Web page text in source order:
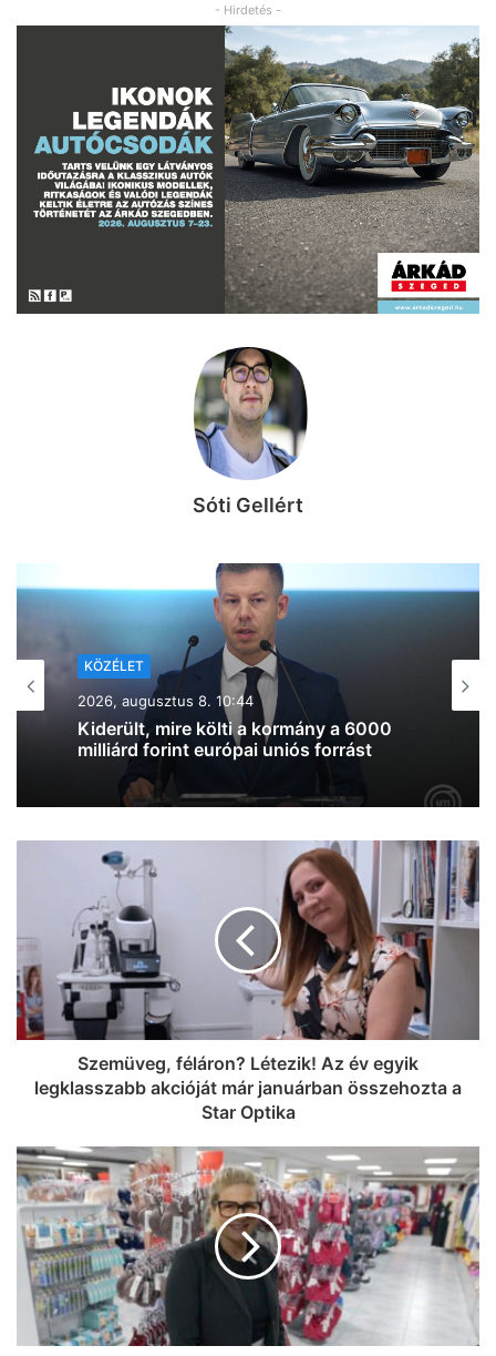
- Hirdetés -
Sóti Gellért
2026, augusztus 7. 19:39
Lazul a volt miniszterelnök: Orbán
Viktor felbukkant a szerbiai
trombitafesztiválon, sörözött és
Szemüveg, féláron? Létezik! Az év egyik
legklasszabb akcióját már januárban összehozta a
Star Optika